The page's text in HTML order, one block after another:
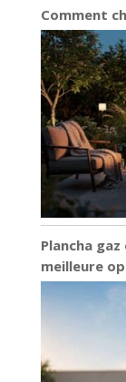
Comment
Plancha
meilleure